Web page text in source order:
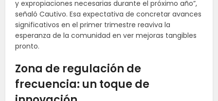
y expropiaciones necesarias durante el próximo año”,
señaló Cautivo. Esa expectativa de concretar avances
significativos en el primer trimestre reaviva la
esperanza de la comunidad en ver mejoras tangibles
pronto.
Zona de regulación de
frecuencia: un toque de